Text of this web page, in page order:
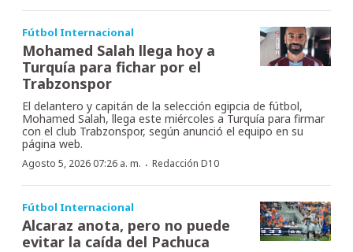
Fútbol Internacional
Mohamed Salah llega hoy a
Turquía para fichar por el
Trabzonspor
El delantero y capitán de la selección egipcia de fútbol,
Mohamed Salah, llega este miércoles a Turquía para firmar
con el club Trabzonspor, según anunció el equipo en su
página web.
Agosto 5, 2026 07:26 a. m. · Redacción D10
Fútbol Internacional
Alcaraz anota, pero no puede
evitar la caída del Pachuca